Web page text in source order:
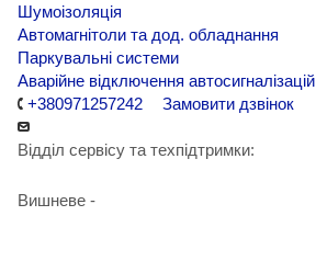
Шумоізоляція
Автомагнітоли та дод. обладнання
Паркувальні системи
Аварійне відключення автосигналізацій
+380971257242
Замовити дзвінок
Відділ сервісу та техпідтримки:
Вишневе -